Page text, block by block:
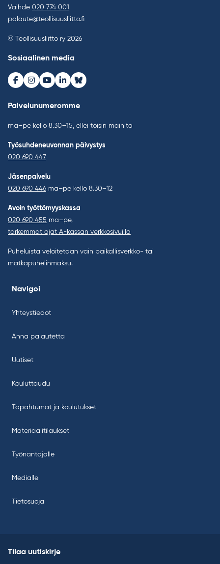
Vaihde 020 774 001
palaute@teollisuusliitto.fi
© Teollisuusliitto ry 2026
Sosiaalinen media
Facebook
Instagram
Youtube
LinkedInBluesky
Palvelunumeromme
ma–pe kello 8.30–15, ellei toisin mainita
Työsuhdeneuvonnan päivystys
020 690 447
Jäsenpalvelu
020 690 446 ma–pe kello 8.30–12
Avoin työttömyyskassa
020 690 455 ma–pe,
tarkemmat ajat A-kassan verkkosivuilla
Puheluista veloitetaan vain paikallisverkko- tai
matkapuhelinmaksu.
Navigoi
Yhteystiedot
Anna palautetta
Uutiset
Kouluttaudu
Tapahtumat ja koulutukset
Materiaalitilaukset
Työnantajalle
Medialle
Tietosuoja
Tilaa uutiskirje